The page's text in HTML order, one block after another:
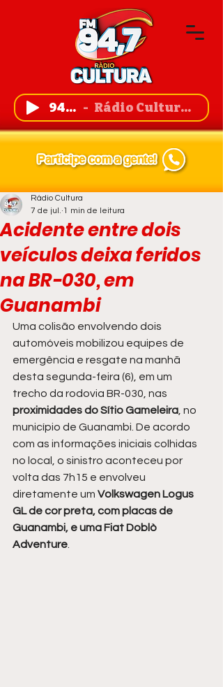
94,7 FM Rádio Cultura de Guanambi
Acidente entre dois
veículos deixa feridos
na BR-030, em
Guanambi
Rádio Cultura
7 de jul. 1 min de leitura
Uma colisão envolvendo dois
automóveis mobilizou equipes de
emergência e resgate na manhã
desta segunda-feira (6), em um
trecho da rodovia BR-030, nas
proximidades do Sítio Gameleira , no
município de Guanambi. De acordo
com as informações iniciais colhidas
no local, o sinistro aconteceu por
volta das 7h15 e envolveu
diretamente um Volkswagen Logus
GL de cor preta, com placas de
Guanambi, e uma Fiat Doblò
Adventure